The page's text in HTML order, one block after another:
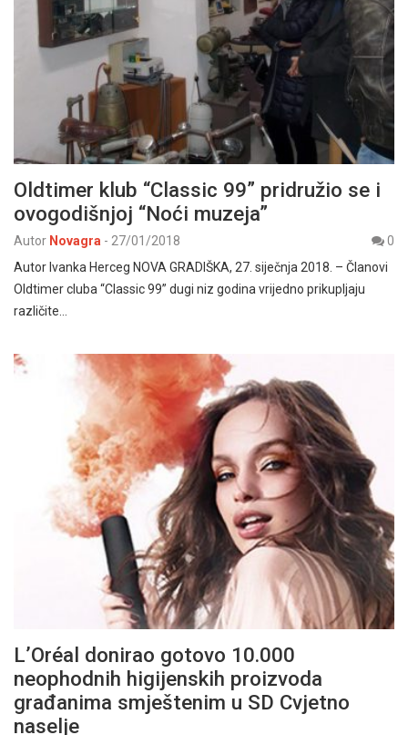
Oldtimer klub “Classic 99” pridružio se i
ovogodišnjoj “Noći muzeja”
Autor Novagra - 27/01/2018
0
Autor Ivanka Herceg NOVA GRADIŠKA, 27. siječnja 2018. – Članovi
Oldtimer cluba “Classic 99” dugi niz godina vrijedno prikupljaju
različite…
L’Oréal donirao gotovo 10.000
neophodnih higijenskih proizvoda
građanima smještenim u SD Cvjetno
naselje